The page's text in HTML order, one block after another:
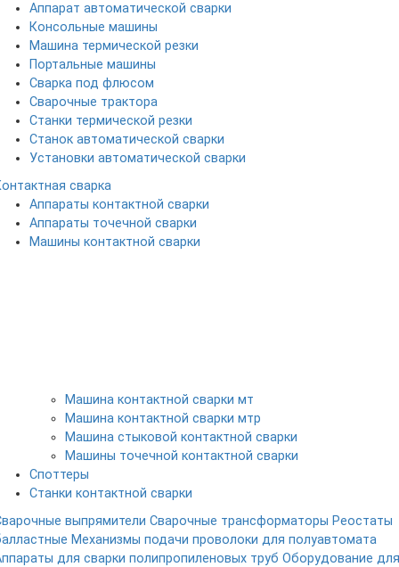
Аппарат автоматической сварки
Консольные машины
Машина термической резки
Портальные машины
Сварка под флюсом
Сварочные трактора
Станки термической резки
Станок автоматической сварки
Установки автоматической сварки
сварка
Аппараты контактной сварки
Аппараты точечной сварки
Машины контактной сварки
Машина контактной сварки мт
Машина контактной сварки мтр
Машина стыковой контактной сварки
Машины точечной контактной сварки
Споттеры
Станки контактной сварки
выпрямители Сварочные трансформаторы Реостаты
Механизмы подачи проволоки для полуавтомата
для сварки полипропиленовых труб Оборудование для